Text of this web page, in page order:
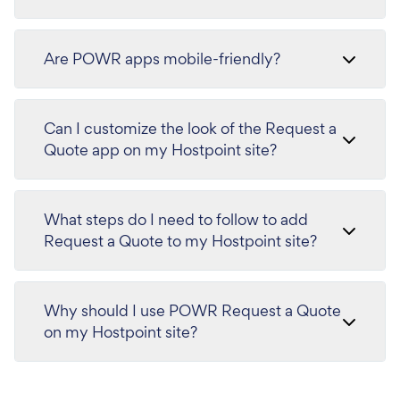
Are POWR apps mobile-friendly?
Can I customize the look of the Request a
Quote app on my Hostpoint site?
What steps do I need to follow to add
Request a Quote to my Hostpoint site?
Why should I use POWR Request a Quote
on my Hostpoint site?